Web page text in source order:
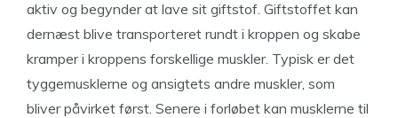
aktiv og begynder at lave sit giftstof. Giftstoffet kan
dernæst blive transporteret rundt i kroppen og skabe
kramper i kroppens forskellige muskler. Typisk er det
tyggemusklerne og ansigtets andre muskler, som
bliver påvirket først. Senere i forløbet kan musklerne til